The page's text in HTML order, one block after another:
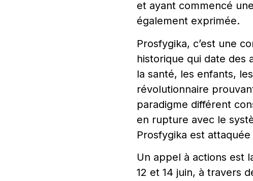
et ayant commencé
également exprimée.
Prosfygika, c’est une
historique qui date des
la santé, les enfants,
révolutionnaire
paradigme différent
en rupture avec le
Prosfygika est attaquée
Un appel à actions est
12 et 14 juin, à travers